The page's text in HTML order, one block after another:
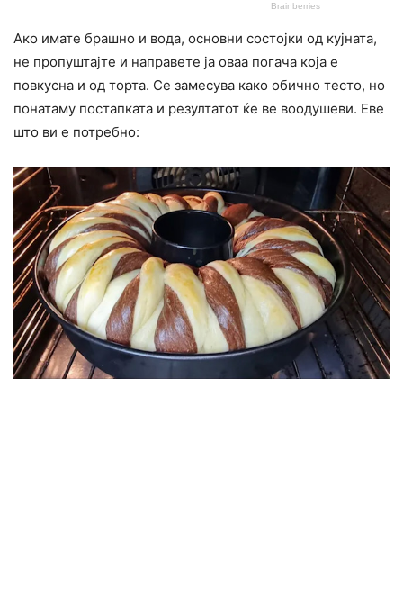
Ако имате брашно и вода, основни состојки од кујната,
не пропуштајте и направете ја оваа погача која е
повкусна и од торта. Се замесува како обично тесто, но
понатаму постапката и резултатот ќе ве воодушеви. Еве
што ви е потребно: